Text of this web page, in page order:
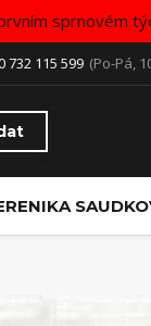
sprnovém
732 115 599 (Po-Pá,